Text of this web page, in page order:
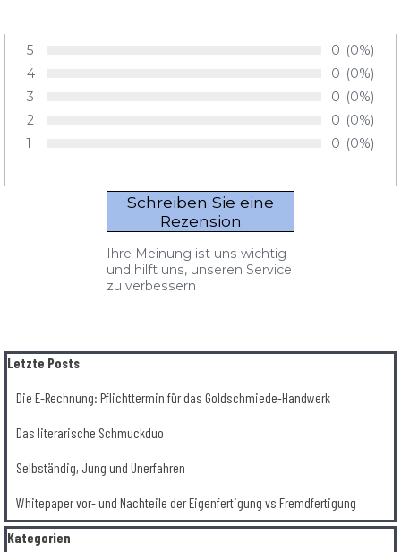
5 Anzahl
0 (0%)
4 Anzahl
0 (0%)
3 Anzahl
0 (0%)
2 Anzahl
0 (0%)
1 Anzahl
0 (0%)
Ihre Meinung ist uns wichtig
und hilft uns, unseren Service
zu verbessern
Block überspringen Letzte Posts
Letzte Posts
Die E-Rechnung: Pflichttermin für das Goldschmiede-Handwerk
Das literarische Schmuckduo
Selbständig, Jung und Unerfahren
Whitepaper vor- und Nachteile der Eigenfertigung vs Fremdfertigung
Block überspringen Kategorien
Kategorien